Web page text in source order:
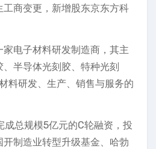
工商变更，新增股东京东方科
电子材料研发制造商，其主
半导体光刻胶、特种光刻
料研发、生产、销售与服务的
总规模5亿元的C轮融资，投
制造业转型升级基金、哈勃